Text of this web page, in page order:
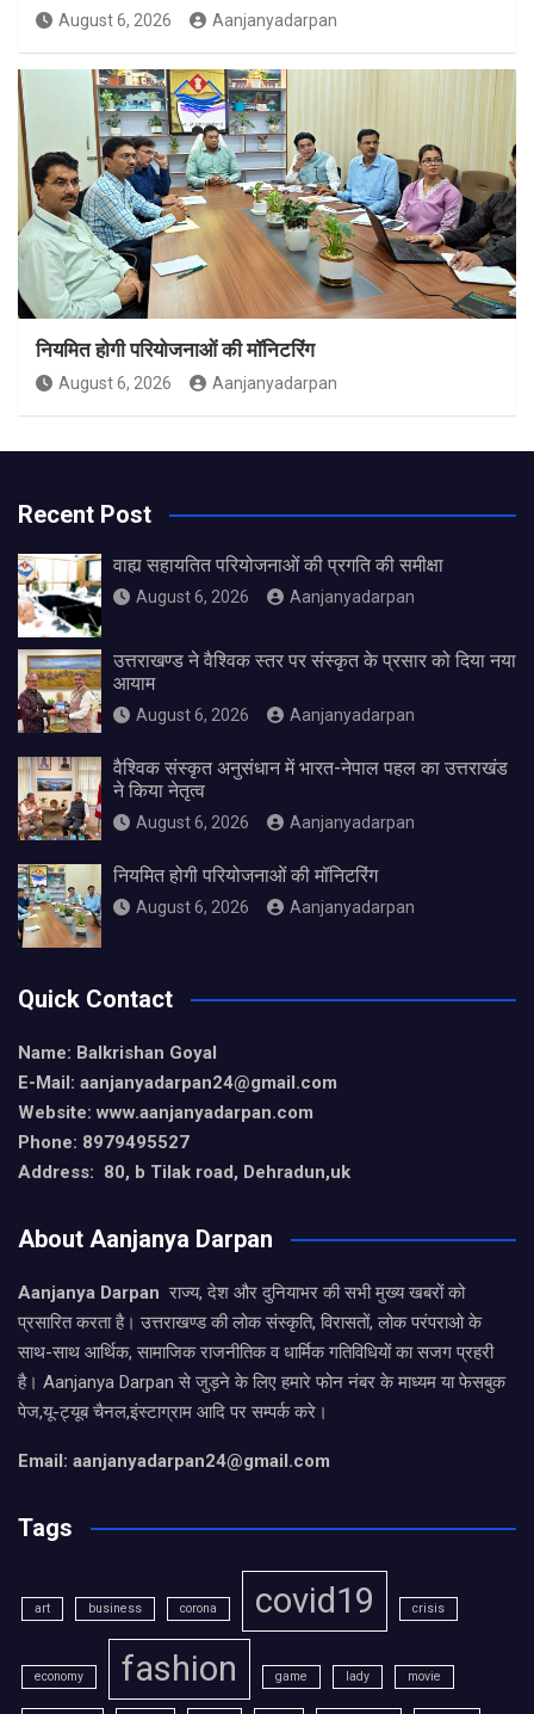
August 6, 2026 Aanjanyadarpan
नियमित होगी परियोजनाओं की मॉनिटरिंग
August 6, 2026 Aanjanyadarpan
Recent Post
वाह्य सहायतित परियोजनाओं की प्रगति की समीक्षा
August 6, 2026 Aanjanyadarpan
उत्तराखण्ड ने वैश्विक स्तर पर संस्कृत के प्रसार को दिया नया
आयाम
August 6, 2026 Aanjanyadarpan
वैश्विक संस्कृत अनुसंधान में भारत-नेपाल पहल का उत्तराखंड
ने किया नेतृत्व
August 6, 2026 Aanjanyadarpan
नियमित होगी परियोजनाओं की मॉनिटरिंग
August 6, 2026 Aanjanyadarpan
Quick Contact
Name: Balkrishan Goyal
E-Mail: aanjanyadarpan24@gmail.com
Website: www.aanjanyadarpan.com
Phone: 8979495527
Address: 80, b Tilak road, Dehradun,uk
About Aanjanya Darpan
Aanjanya Darpan राज्य, देश और दुनियाभर की सभी मुख्य खबरों को
प्रसारित करता है। उत्तराखण्ड की लोक संस्कृति, विरासतों, लोक परंपराओ के
साथ-साथ आर्थिक, सामाजिक राजनीतिक व धार्मिक गतिविधियों का सजग प्रहरी
है। Aanjanya Darpan से जुड़ने के लिए हमारे फोन नंबर के माध्यम या फेसबुक
पेज,यू-ट्यूब चैनल,इंस्टाग्राम आदि पर सम्पर्क करे।
Email: aanjanyadarpan24@gmail.com
Tags
art business corona covid19 crisis
economy fashion game lady movie